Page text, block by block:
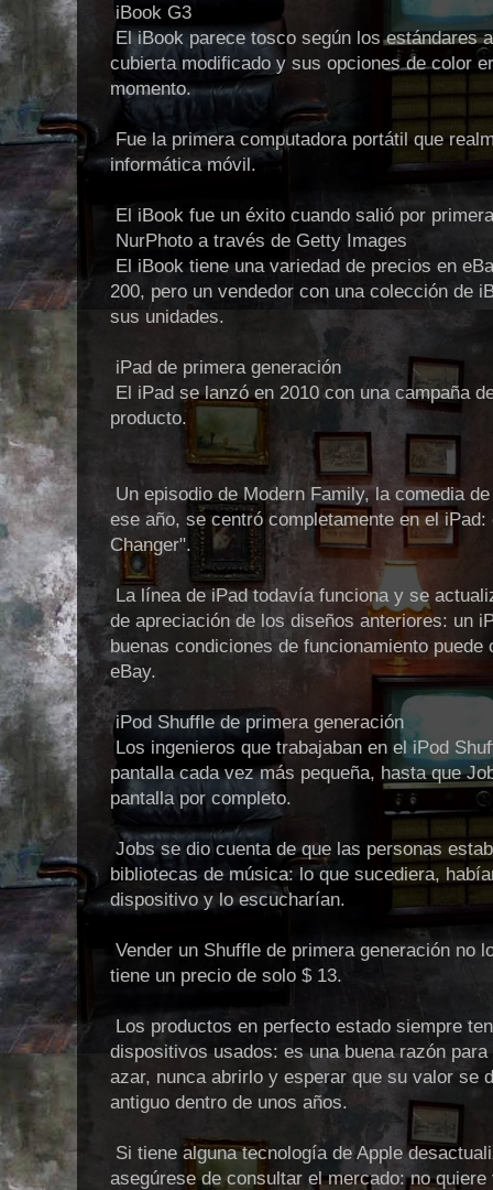
iBook G3
El iBook parece tosco según los estándares
cubierta modificado y sus opciones de color
momento.
Fue la primera computadora portátil que
informática móvil.
El iBook fue un éxito cuando salió por
NurPhoto a través de Getty Images
El iBook tiene una variedad de precios en
200, pero un vendedor con una colección de
sus unidades.
iPad de primera generación
El iPad se lanzó en 2010 con una campaña
producto.
Un episodio de Modern Family, la comedia
ese año, se centró completamente en el
Changer".
La línea de iPad todavía funciona y se
de apreciación de los diseños anteriores: un
buenas condiciones de funcionamiento
eBay.
iPod Shuffle de primera generación
Los ingenieros que trabajaban en el iPod
pantalla cada vez más pequeña, hasta que
pantalla por completo.
Jobs se dio cuenta de que las personas
bibliotecas de música: lo que sucediera,
dispositivo y lo escucharían.
Vender un Shuffle de primera generación no
tiene un precio de solo $ 13.
Los productos en perfecto estado siempre
dispositivos usados: es una buena razón
azar, nunca abrirlo y esperar que su valor se
antiguo dentro de unos años.
Si tiene alguna tecnología de Apple
asegúrese de consultar el mercado: no